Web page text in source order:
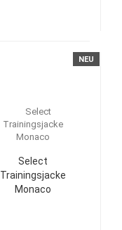
NEU
Select
Trainingsjacke
Monaco